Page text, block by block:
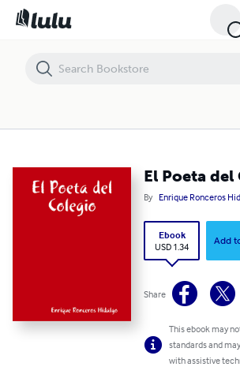
El Poeta
By Enrique Ronceros
Ebook
USD 1.34
Add
Share
This ebook may
standards and
with assistive
El Poeta del Colegio